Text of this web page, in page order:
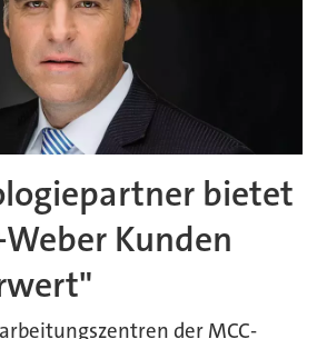
bietet
Kunden
der MCC-